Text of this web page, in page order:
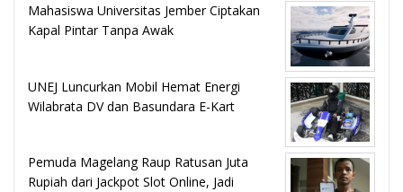
Mahasiswa Universitas Jember Ciptakan
Kapal Pintar Tanpa Awak
UNEJ Luncurkan Mobil Hemat Energi
Wilabrata DV dan Basundara E-Kart
Pemuda Magelang Raup Ratusan Juta
Rupiah dari Jackpot Slot Online, Jadi